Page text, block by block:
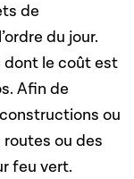
de
du jour.
dont le coût est
Afin de
ou
ou des
feu vert.